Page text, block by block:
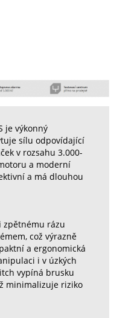
je výkonný
sílu odpovídající
v rozsahu 3.000-
a moderní
a má dlouhou
zpětnému rázu
což výrazně
a ergonomická
i v úzkých
vypíná brusku
minimalizuje riziko